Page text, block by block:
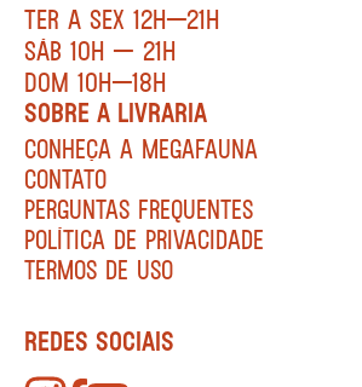
TER A SEX 12H—21H
SÁB 10H — 21H
DOM 10H—18H
SOBRE A LIVRARIA
CONHEÇA A MEGAFAUNA
CONTATO
PERGUNTAS FREQUENTES
POLÍTICA DE PRIVACIDADE
TERMOS DE USO
REDES SOCIAIS